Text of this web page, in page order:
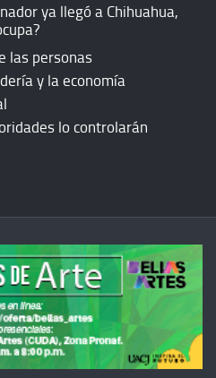
ya llegó a Chihuahua,
las personas
y la economía
lo controlarán